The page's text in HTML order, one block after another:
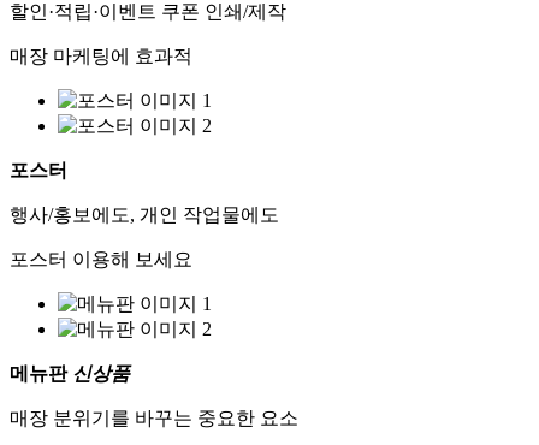
할인·적립·이벤트 쿠폰 인쇄/제작
매장 마케팅에 효과적
포스터
행사/홍보에도, 개인 작업물에도
포스터 이용해 보세요
메뉴판 신상품
매장 분위기를 바꾸는 중요한 요소